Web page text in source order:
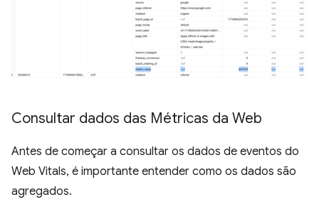
Consultar dados das Métricas da Web
Antes de começar a consultar os dados de eventos do
Web Vitals, é importante entender como os dados são
agregados.